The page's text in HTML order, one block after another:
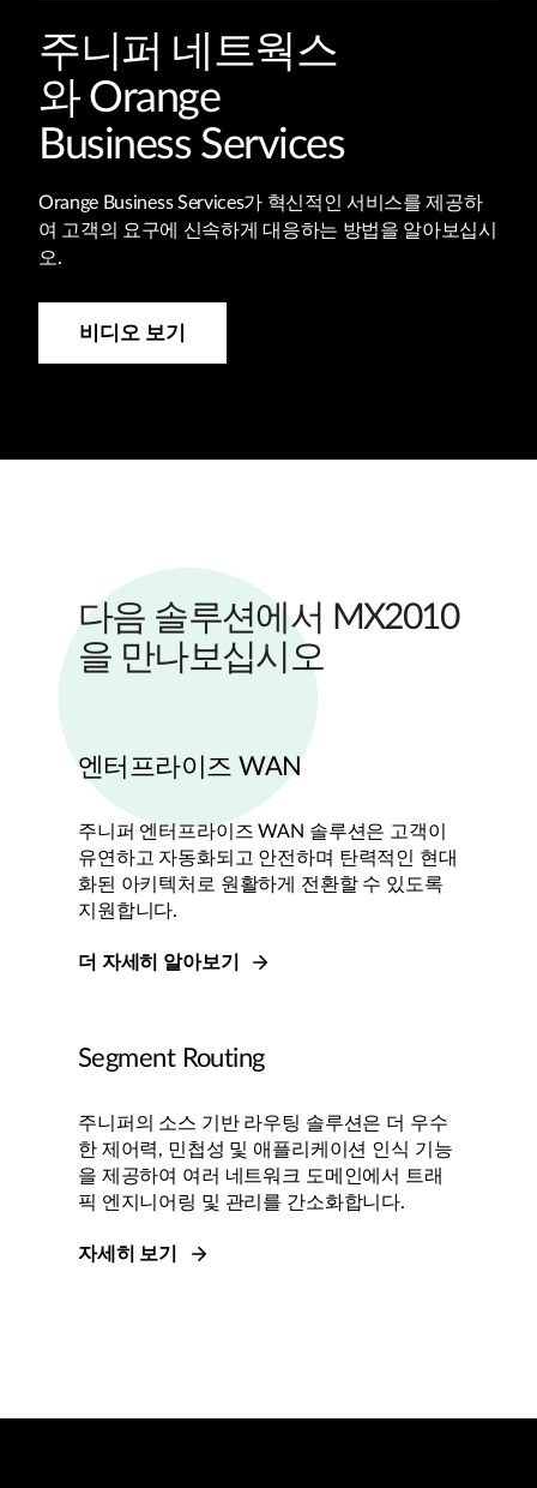
주니퍼 네트웍스
와 Orange
Business Services
Orange Business Services가 혁신적인 서비스를 제공하
여 고객의 요구에 신속하게 대응하는 방법을 알아보십시
오.
비디오 보기
다음 솔루션에서 MX2010
을 만나보십시오
엔터프라이즈 WAN
주니퍼 엔터프라이즈 WAN 솔루션은 고객이
유연하고 자동화되고 안전하며 탄력적인 현대
화된 아키텍처로 원활하게 전환할 수 있도록
지원합니다.
더 자세히 알아보기
Segment Routing
주니퍼의 소스 기반 라우팅 솔루션은 더 우수
한 제어력, 민첩성 및 애플리케이션 인식 기능
을 제공하여 여러 네트워크 도메인에서 트래
픽 엔지니어링 및 관리를 간소화합니다.
자세히 보기